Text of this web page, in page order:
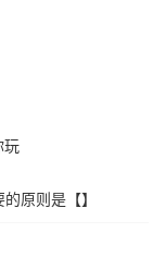
玩
原则是【】